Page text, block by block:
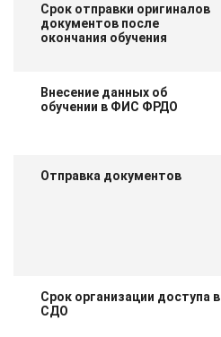
Срок отправки оригиналов
документов после
окончания обучения
Внесение данных об
обучении в ФИС ФРДО
Отправка документов
Срок организации доступа в
СДО